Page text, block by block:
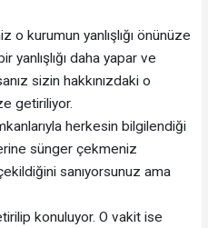
o kurumun yanlışlığı önünüze
yanlışlığı daha yapar ve
sizin hakkınızdaki o
getiriliyor.
herkesin bilgilendiği
sünger çekmeniz
sanıyorsunuz ama
konuluyor. O vakit ise